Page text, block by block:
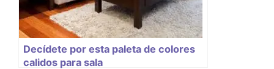
Decídete por esta paleta de colores
calidos para sala